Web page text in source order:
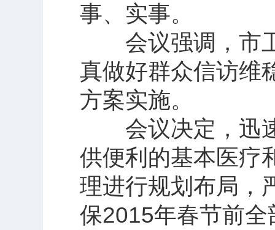
事、实事。
会议强调，市卫
真做好群众信访维
方案实施。
会议决定，迅速
供便利的基本医疗
理进行规划布局，
保2015年春节前全